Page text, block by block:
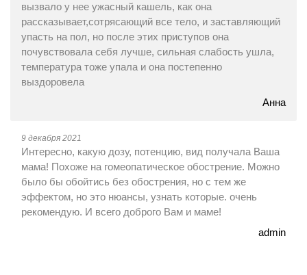
вызвало у нее ужасный кашель, как она
рассказывает,сотрясающий все тело, и заставляющий
упасть на пол, но после этих приступов она
почувствовала себя лучше, сильная слабость ушла,
температура тоже упала и она постепенно
выздоровела
Анна
9 декабря 2021
Интересно, какую дозу, потенцию, вид получала Ваша
мама! Похоже на гомеопатическое обострение. Можно
было бы обойтись без обострения, но с тем же
эффектом, но это нюансы, узнать которые. очень
рекомендую. И всего доброго Вам и маме!
admin